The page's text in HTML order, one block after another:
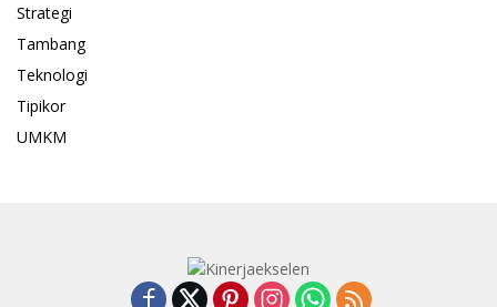
Strategi
Tambang
Teknologi
Tipikor
UMKM